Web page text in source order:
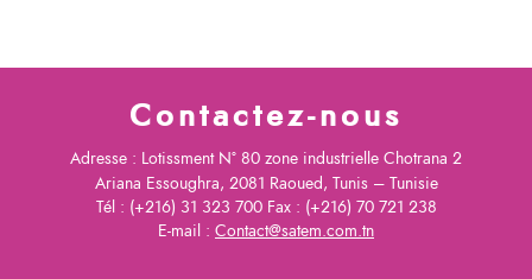
Contactez-nous
Adresse : Lotissment N° 80 zone industrielle Chotrana 2
Ariana Essoughra, 2081 Raoued, Tunis – Tunisie
Tél : (+216) 31 323 700 Fax : (+216) 70 721 238
E-mail : Contact@satem.com.tn